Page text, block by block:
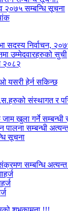
२०७५ सम्बन्धि सूचना
सदस्य निर्वाचन,
उम्मेदवारहरुको सुची
२०८२
यसरी हेर्न सकिन्छ
संस्थागत र
खुला गर्ने
पालना सम्बन्धी
सूचना
संक्रमण सम्बन्धि